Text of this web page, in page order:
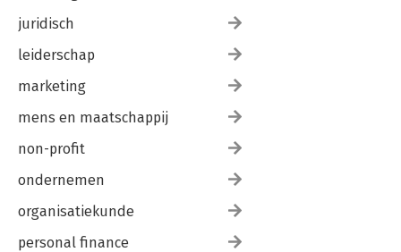
juridisch
leiderschap
marketing
mens en maatschappij
non-profit
ondernemen
organisatiekunde
personal finance